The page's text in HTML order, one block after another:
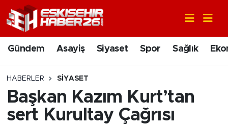
Gündem Asayiş Siyaset Spor Sağlık
HABERLER SIYASET
Başkan Kazım Kurt’tan
sert Kurultay Çağrısı
Gündem
Asayiş
Siyaset
Spor
Nöbetçi Eczaneler
Hava Durumu
Trafik Durumu
Süper Lig Puan Durumu ve Fikstür